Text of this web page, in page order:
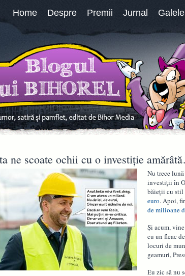
Home Despre Premii Jurnal Galele
ne scoate ochii cu o investiție
Nu trece
investiții în
băieții cu stil
euro. Apoi,
de milioane
Și acum,
cu un fleac de
locuri de
geamuri,
Eu zic să nu